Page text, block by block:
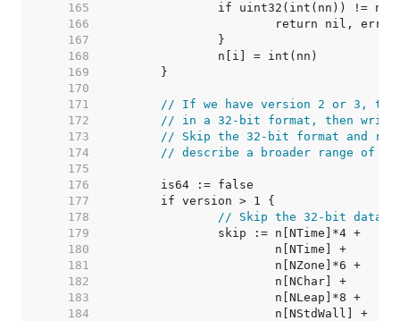
   165
   166
   167
   168
   169
   170
   171
// If we have version 2 or 3,
   172
// in a 32-bit format, then
   173
// Skip the 32-bit format and
   174
// describe a broader range of
   175
   176
   177
   178
// Skip the 32-bit data.
   179
   180
   181
   182
   183
   184